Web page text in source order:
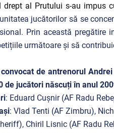
drept al Prutului s-au impus
jucătorilor să se
Prin această pregătire
următoare și să
de antrenorul
de jucători născuți în anul
: Eduard Cușnir (AF Radu
: Vlad Tenti (AF Zimbru),
Chiril Lisnic (AF Radu